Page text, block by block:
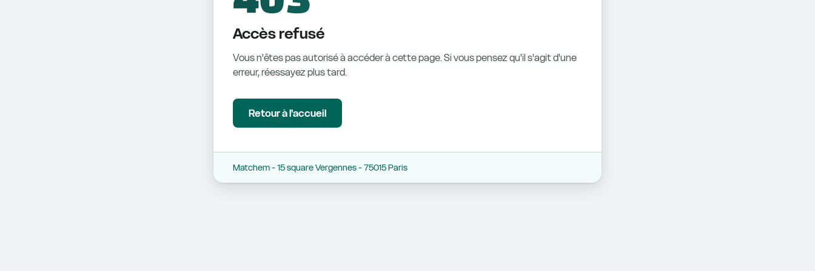
Accès refusé
Vous n'êtes pas autorisé à accéder à cette page. Si vous pensez qu'il s'agit d'une
erreur, réessayez plus tard.
Retour à l'accueil
Matchem - 15 square Vergennes - 75015 Paris